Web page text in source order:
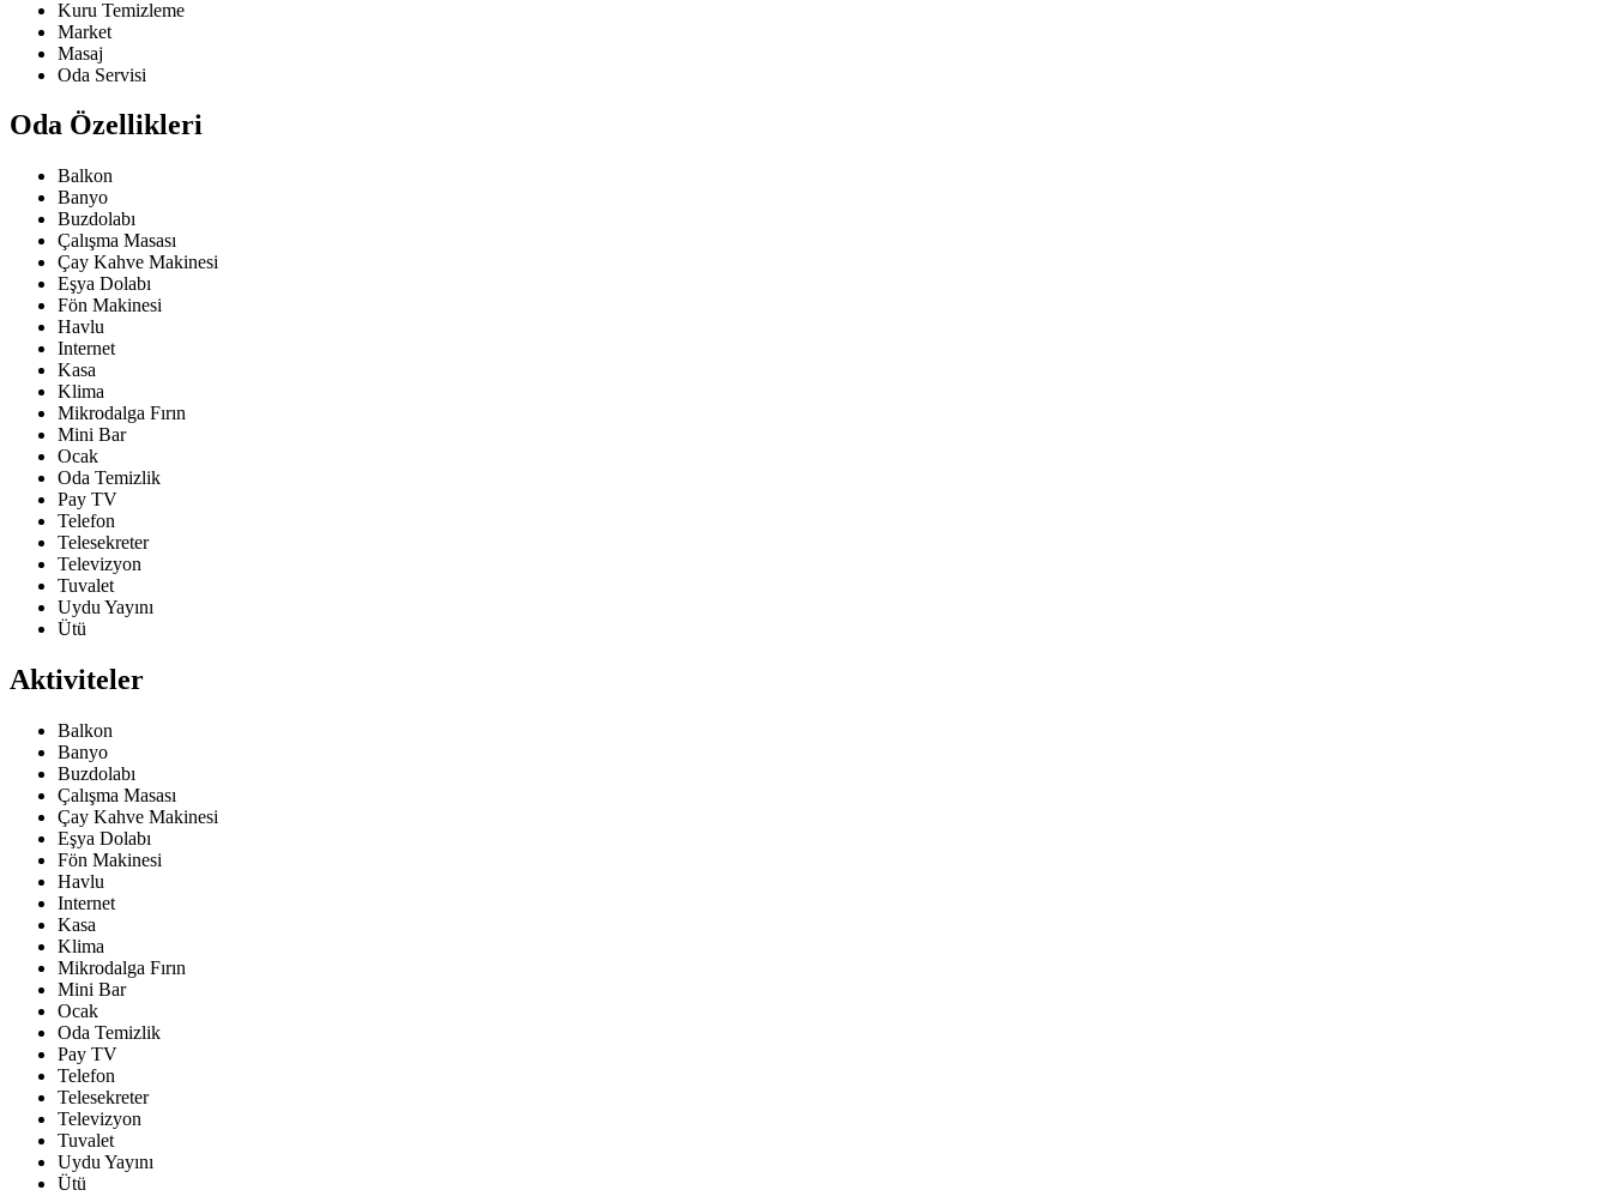
Kuru Temizleme
Market
Masaj
Oda Servisi
Oda Özellikleri
Balkon
Banyo
Buzdolabı
Çalışma Masası
Çay Kahve Makinesi
Eşya Dolabı
Fön Makinesi
Havlu
Internet
Kasa
Klima
Mikrodalga Fırın
Mini Bar
Ocak
Oda Temizlik
Pay TV
Telefon
Telesekreter
Televizyon
Tuvalet
Uydu Yayını
Ütü
Aktiviteler
Balkon
Banyo
Buzdolabı
Çalışma Masası
Çay Kahve Makinesi
Eşya Dolabı
Fön Makinesi
Havlu
Internet
Kasa
Klima
Mikrodalga Fırın
Mini Bar
Ocak
Oda Temizlik
Pay TV
Telefon
Telesekreter
Televizyon
Tuvalet
Uydu Yayını
Ütü